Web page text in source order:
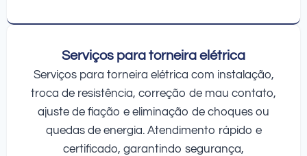
Serviços para torneira elétrica
Serviços para torneira elétrica com instalação,
troca de resistência, correção de mau contato,
ajuste de fiação e eliminação de choques ou
quedas de energia. Atendimento rápido e
certificado, garantindo segurança,